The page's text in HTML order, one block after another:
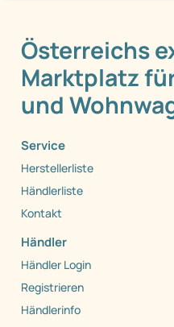
Österreichs
Marktplatz
und
Service
Herstellerliste
Händlerliste
Kontakt
Händler
Händler Login
Registrieren
Händlerinfo